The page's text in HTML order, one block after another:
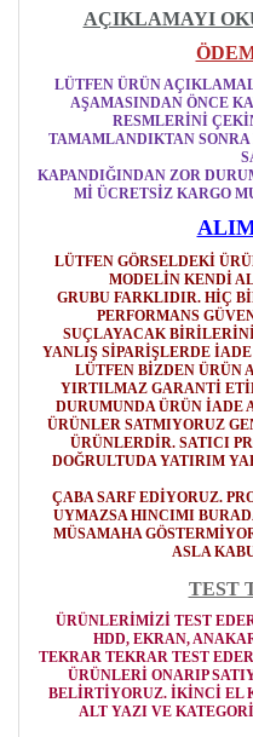
AÇIKLAMAYI
LÜTFEN ÜRÜN
AŞAMASINDAN ÖNCE
RESMLERİNİ
TAMAMLANDIKTAN
KAPANDIĞINDAN ZOR
Mİ ÜCRETSİZ KARGO
LÜTFEN GÖRSELDEKİ
MODELİN KENDİ
GRUBU FARKLIDIR. HİÇ
PERFORMANS
SUÇLAYACAK
YANLIŞ SİPARİŞLERDE
LÜTFEN BİZDEN ÜRÜN
YIRTILMAZ GARANTİ
DURUMUNDA ÜRÜN
ÜRÜNLER SATMIYORUZ
ÜRÜNLERDİR. SATICI
DOĞRULTUDA YATIRIM
ÇABA SARF EDİYORUZ.
UYMAZSA HINCIMI
MÜSAMAHA
ASLA
TEST
ÜRÜNLERİMİZİ TEST
HDD, EKRAN,
TEKRAR TEKRAR TEST
ÜRÜNLERİ ONARIP
BELİRTİYORUZ. İKİNCİ EL
ALT YAZI VE